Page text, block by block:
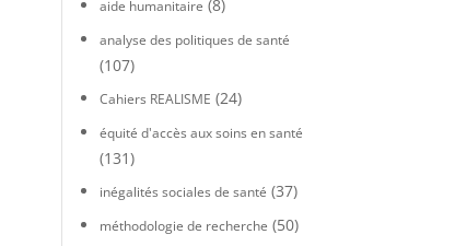
aide humanitaire (8)
analyse des politiques de santé
(107)
Cahiers REALISME (24)
équité d'accès aux soins en santé
(131)
inégalités sociales de santé (37)
méthodologie de recherche (50)